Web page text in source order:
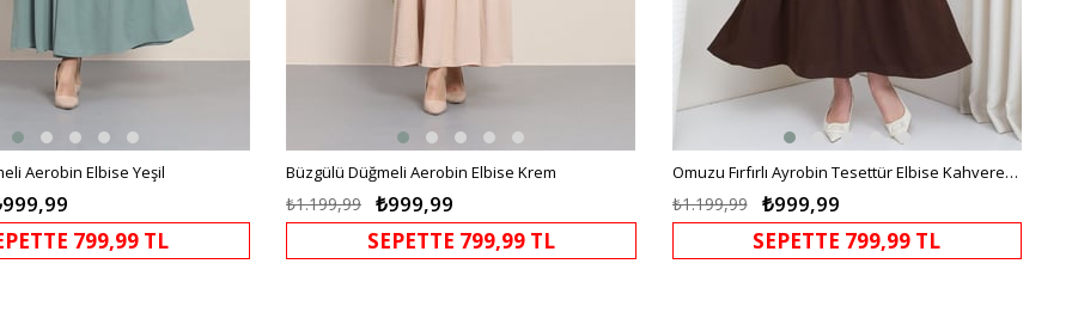
Aerobin Elbise Yeşil
799,99 TL
Büzgülü Düğmeli Aerobin Elbise Krem
₺999,99
₺1.199,99
SEPETTE 799,99 TL
Omuzu Fırfırlı Ayrobin Tesettür Elbise Kahverengi HM2062
₺999,99
₺1.199,99
SEPETTE 799,99 TL